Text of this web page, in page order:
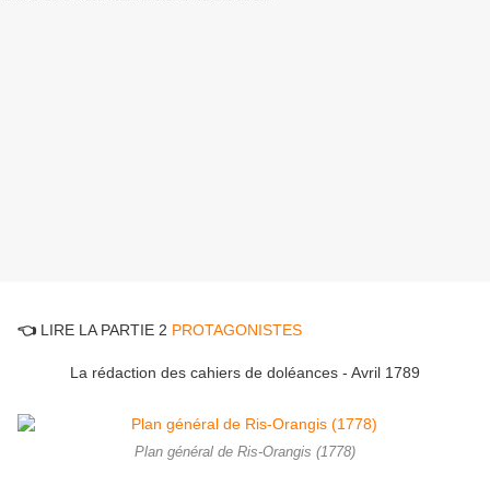
👈 LIRE LA PARTIE 2 PROTAGONISTES
La rédaction des cahiers de doléances - Avril 1789
Plan général de Ris-Orangis (1778)